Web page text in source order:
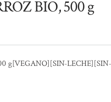
BIO, 500 g
g[VEGANO][SIN-